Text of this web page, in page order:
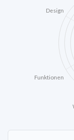
Funktionen
Design